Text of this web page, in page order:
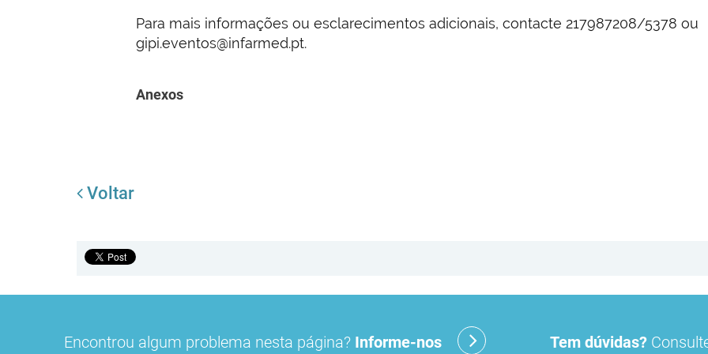
Para mais informações ou esclarecimentos adicionais, contacte 217987208/5378 ou
gipi.eventos@infarmed.pt.
Anexos
Voltar
Encontrou algum problema nesta página? Informe-nos Tem dúvidas?